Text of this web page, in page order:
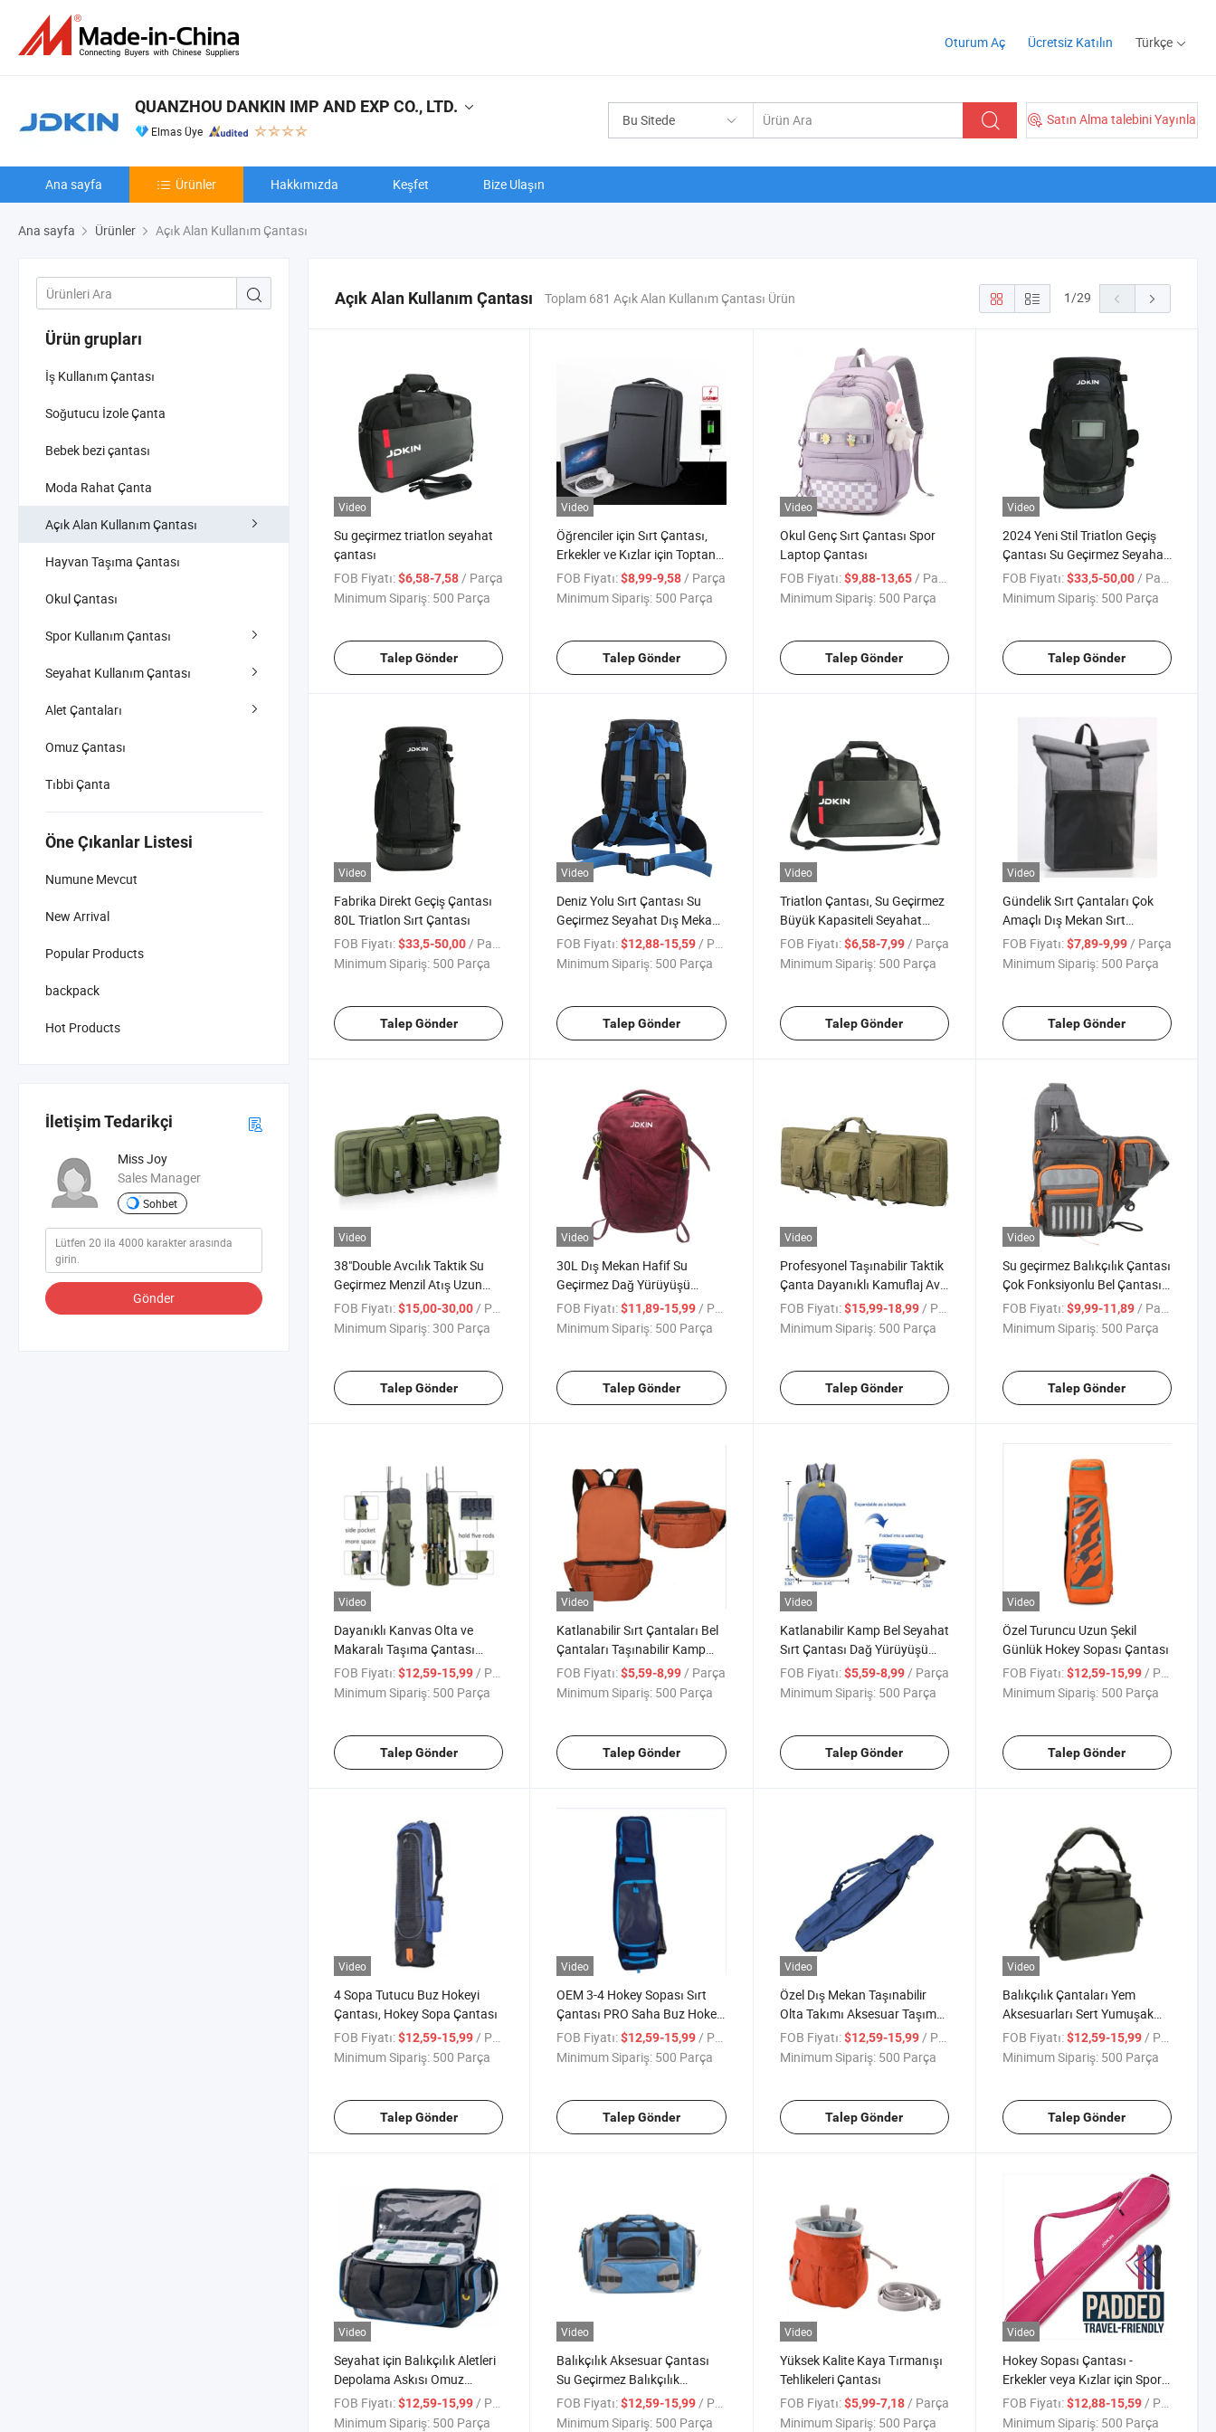
Oturum Aç Ücretsiz Katılın Türkçe
Bu Sitede Satın Alma talebini Yayınla
QUANZHOU DANKIN IMP AND EXP CO., LTD.
Elmas Üye
Ana sayfa Ürünler Hakkımızda Keşfet Bize Ulaşın
Ana sayfa Ürünler Açık Alan Kullanım Çantası
Ürün grupları
İş Kullanım Çantası
Soğutucu İzole Çanta
Bebek bezi çantası
Moda Rahat Çanta
Açık Alan Kullanım Çantası
Hayvan Taşıma Çantası
Okul Çantası
Spor Kullanım Çantası
Seyahat Kullanım Çantası
Alet Çantaları
Omuz Çantası
Tıbbi Çanta
Öne Çıkanlar Listesi
Numune Mevcut
New Arrival
Popular Products
backpack
Hot Products
İletişim Tedarikçi
Miss Joy
Sales Manager
Sohbet
Gönder
Açık Alan Kullanım Çantası Toplam 681 Açık Alan Kullanım Çantası Ürün 1/29
Video
Su geçirmez triatlon seyahat
çantası
FOB Fiyatı:$6,58-7,58/ Parça
Minimum Sipariş: 500 Parça
Talep Gönder
Video
Öğrenciler için Sırt Çantası,
Erkekler ve Kızlar için Toptan
Genç Okul Çantası, Dizüstü
Bilgisayar Çantası
FOB Fiyatı: $8,99-9,58/ Parça
Minimum Sipariş: 500 Parça
Talep Gönder
Video
Okul Genç Sırt Çantası Spor
Laptop Çantası
FOB Fiyatı: $9,88-13,65/ Parça
Minimum Sipariş: 500 Parça
Talep Gönder
Video
2024 Yeni Stil Triatlon Geçiş
Çantası Su Geçirmez Seyahat
Sırt Çantası
FOB Fiyatı: $33,5-50,00/ Parça
Minimum Sipariş: 500 Parça
Talep Gönder
Video
Fabrika Direkt Geçiş Çantası
80L Triatlon Sırt Çantası
FOB Fiyatı:$33,5-50,00 / Parça
Minimum Sipariş: 500 Parça
Talep Gönder
Video
Deniz Yolu Sırt Çantası Su
Geçirmez Seyahat Dış Mekan
Sırt Çantası Çantası
FOB Fiyatı: $12,88-15,59 / Parça
Minimum Sipariş: 500 Parça
Talep Gönder
Video
Triatlon Çantası, Su Geçirmez
Büyük Kapasiteli Seyahat
Çantası Spor Salonları için
Seyahat Tote Çantası
Ayakkabı Bölmesi ile
FOB Fiyatı: $6,58-7,99 / Parça
Minimum Sipariş: 500 Parça
Talep Gönder
Video
Gündelik Sırt Çantaları Çok
Amaçlı Dış Mekan Sırt
Çantası Seyahat 15" Rulo Üst
Sırt Çantası
FOB Fiyatı: $7,89-9,99 / Parça
Minimum Sipariş: 500 Parça
Talep Gönder
Video
38"Double Avcılık Taktik Su
Geçirmez Menzil Atış Uzun
Silah Çantası Taktik
FOB Fiyatı:$15,00-30,00 / Parça
Minimum Sipariş:300 Parça
Talep Gönder
Video
30L Dış Mekan Hafif Su
Geçirmez Dağ Yürüyüşü
Seyahat Sırt Çantası
FOB Fiyatı: $11,89-15,99 / Parça
Minimum Sipariş: 500 Parça
Talep Gönder
Video
Profesyonel Taşınabilir Taktik
Çanta Dayanıklı Kamuflaj Av
Araç Kutusu
FOB Fiyatı: $15,99-18,99 / Parça
Minimum Sipariş: 500 Parça
Talep Gönder
Video
Su geçirmez Balıkçılık Çantası
Çok Fonksiyonlu Bel Çantası
Askılı Çanta
FOB Fiyatı: $9,99-11,89 / Parça
Minimum Sipariş: 500 Parça
Talep Gönder
Video
Dayanıklı Kanvas Olta ve
Makaralı Taşıma Çantası
Aksesuar Depolama
Organizatörü Çantası
FOB Fiyatı:$12,59-15,99/ Parça
Minimum Sipariş: 500 Parça
Talep Gönder
Video
Katlanabilir Sırt Çantaları Bel
Çantaları Taşınabilir Kamp
Yürüyüş Sırt Çantası
FOB Fiyatı: $5,59-8,99 / Parça
Minimum Sipariş: 500 Parça
Talep Gönder
Video
Katlanabilir Kamp Bel Seyahat
Sırt Çantası Dağ Yürüyüşü
Günlük Çantası Omuz Dış
Mekan
FOB Fiyatı: $5,59-8,99/ Parça
Minimum Sipariş: 500 Parça
Talep Gönder
Video
Özel Turuncu Uzun Şekil
Günlük Hokey Sopası Çantası
FOB Fiyatı: $12,59-15,99/ Parça
Minimum Sipariş: 500 Parça
Talep Gönder
Video
4 Sopa Tutucu Buz Hokeyi
Çantası, Hokey Sopa Çantası
FOB Fiyatı:$12,59-15,99/ Parça
Minimum Sipariş: 500 Parça
Talep Gönder
Video
OEM 3-4 Hokey Sopası Sırt
Çantası PRO Saha Buz Hokeyi
Çantası
FOB Fiyatı: $12,59-15,99/ Parça
Minimum Sipariş: 500 Parça
Talep Gönder
Video
Özel Dış Mekan Taşınabilir
Olta Takımı Aksesuar Taşıma
Çantası Düzenleyici Depolama
Çantası
FOB Fiyatı: $12,59-15,99/ Parça
Minimum Sipariş: 500 Parça
Talep Gönder
Video
Balıkçılık Çantaları Yem
Aksesuarları Sert Yumuşak
Yem Depolama Çantası
FOB Fiyatı: $12,59-15,99/ Parça
Minimum Sipariş: 500 Parça
Talep Gönder
Video
Seyahat için Balıkçılık Aletleri
Depolama Askısı Omuz
Çantası
FOB Fiyatı:$12,59-15,99 / Parça
Minimum Sipariş: 500 Parça
Video
Balıkçılık Aksesuar Çantası
Su Geçirmez Balıkçılık
Çantaları Gözlük Kutusu ile
FOB Fiyatı: $12,59-15,99 / Parça
Minimum Sipariş: 500 Parça
Video
Yüksek Kalite Kaya Tırmanışı
Tehlikeleri Çantası
FOB Fiyatı: $5,99-7,18 / Parça
Minimum Sipariş: 500 Parça
Video
Hokey Sopası Çantası -
Erkekler veya Kızlar için Spor
Ekipman Çantası, Çocuklar ve
Gençler için
FOB Fiyatı: $12,88-15,59 / Parça
Minimum Sipariş: 500 Parça